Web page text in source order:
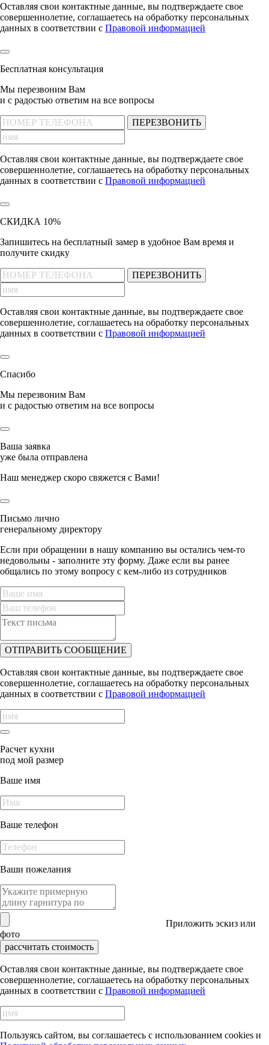
Оставляя свои контактные данные, вы подтверждаете свое
совершеннолетие, соглашаетесь на обработку персональных
данных в соответствии с Правовой информацией
Бесплатная консультация
Мы перезвоним Вам
и с радостью ответим на все вопросы
ПЕРЕЗВОНИТЬ
Оставляя свои контактные данные, вы подтверждаете свое
совершеннолетие, соглашаетесь на обработку персональных
данных в соответствии с Правовой информацией
СКИДКА 10%
Запишитесь на бесплатный замер в удобное Вам время и
получите скидку
ПЕРЕЗВОНИТЬ
Оставляя свои контактные данные, вы подтверждаете свое
совершеннолетие, соглашаетесь на обработку персональных
данных в соответствии с Правовой информацией
Спасибо
Мы перезвоним Вам
и с радостью ответим на все вопросы
Ваша заявка
уже была отправлена
Наш менеджер скоро свяжется с Вами!
Письмо лично
генеральному директору
Если при обращении в нашу компанию вы остались чем-то
недовольны - заполните эту форму. Даже если вы ранее
общались по этому вопросу с кем-либо из сотрудников
ОТПРАВИТЬ СООБЩЕНИЕ
Оставляя свои контактные данные, вы подтверждаете свое
совершеннолетие, соглашаетесь на обработку персональных
данных в соответствии с Правовой информацией
Расчет кухни
под мой размер
Ваше имя
Ваше телефон
Ваши пожелания
Приложить эскиз или
фото
рассчитать стоимость
Оставляя свои контактные данные, вы подтверждаете свое
совершеннолетие, соглашаетесь на обработку персональных
данных в соответствии с Правовой информацией
Пользуясь сайтом, вы соглашаетесь с использованием cookies и